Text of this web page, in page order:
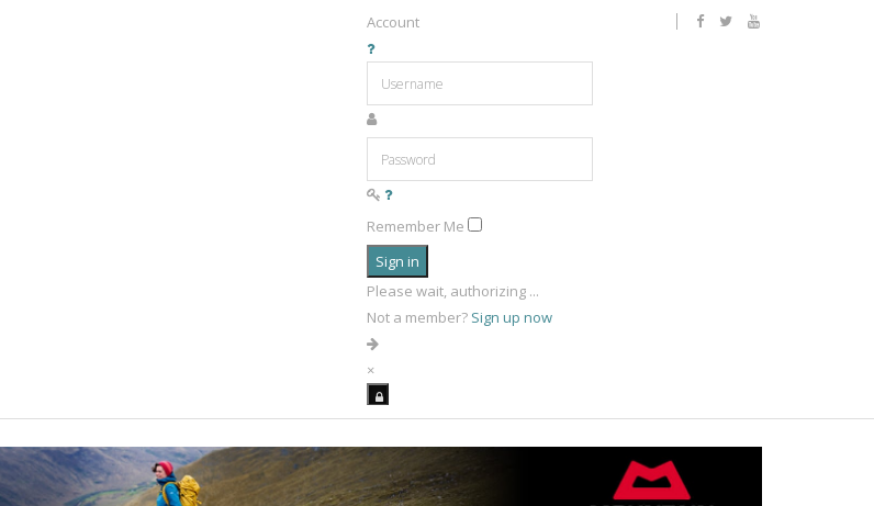
Account
Remember Me
Sign in
Please wait, authorizing ...
Not a member? Sign up now
×